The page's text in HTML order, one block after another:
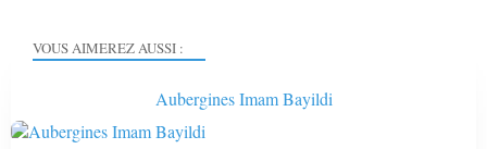
VOUS AIMEREZ AUSSI :
Aubergines Imam Bayildi